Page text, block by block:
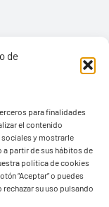
de
para finalidades
el contenido
sociales y mostrarle
a partir de sus hábitos de
política de cookies
“Aceptar” o puedes
su uso pulsando